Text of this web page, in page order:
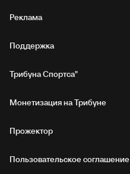
Реклама
Поддержка
Трибуна Спортса"
Монетизация на Трибуне
Прожектор
Пользовательское соглашение